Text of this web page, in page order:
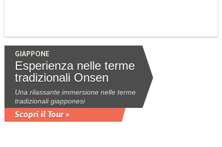
GIAPPONE
Esperienza nelle terme
tradizionali Onsen
Una rilassante immersione nelle terme
tradizionali giapponesi
Scopri il Tour »